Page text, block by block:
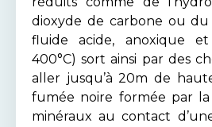
dioxyde de carbone ou
fluide acide, anoxique
400°C) sort ainsi par des
aller jusqu’à 20m de
fumée noire formée par
minéraux au contact